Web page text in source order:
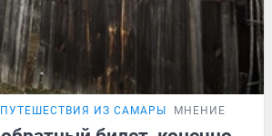
ПУТЕШЕСТВИЯ ИЗ САМАРЫ МНЕНИЕ